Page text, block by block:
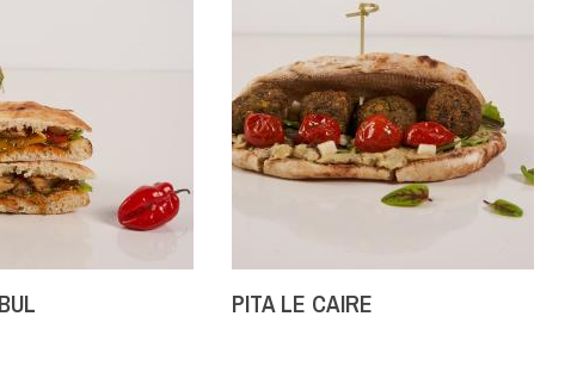
PITA LE CAIRE